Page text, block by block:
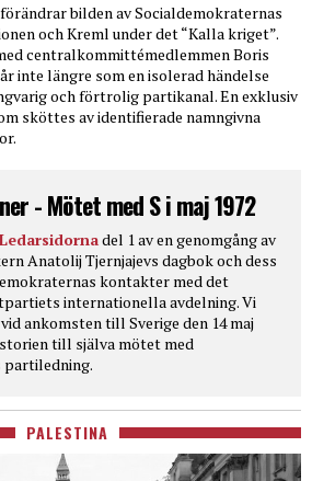
förändrar bilden av Socialdemokraternas
och Kreml under det “Kalla kriget”.
centralkommittémedlemmen Boris
inte längre som en isolerad händelse
och förtrolig partikanal. En exklusiv
sköttes av identifierade namngivna
- Mötet med S i maj 1972
del 1 av en genomgång av
Anatolij Tjernjajevs dagbok och dess
kontakter med det
internationella avdelning. Vi
ankomsten till Sverige den 14 maj
till själva mötet med
partiledning.
PALESTINA